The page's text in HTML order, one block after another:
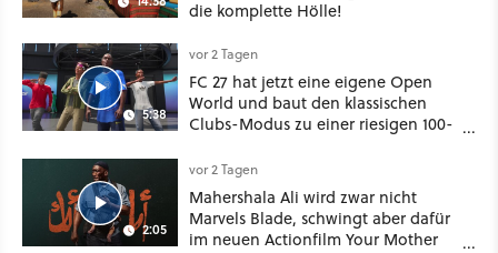
die komplette Hölle!
5:38
vor 2 Tagen
FC 27 hat jetzt eine eigene Open
World und baut den klassischen
Clubs-Modus zu einer riesigen 100-
2:05
vor 2 Tagen
Mahershala Ali wird zwar nicht
Marvels Blade, schwingt aber dafür
im neuen Actionfilm Your Mother